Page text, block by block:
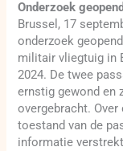
Onderzoek
Brussel, 17
onderzoek
militair vliegtuig in
2024. De twee
ernstig gewond en
overgebracht.
toestand van de
informatie